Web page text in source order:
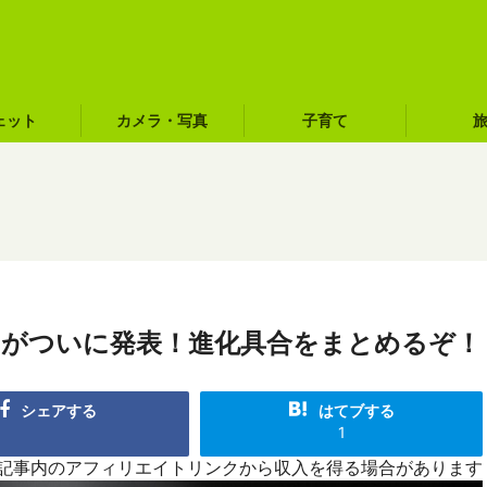
ット カメラ・写真 子育て
ついに発表！進化具合をまとめるぞ！
シェアする
はてブする
1
事内のアフィリエイトリンクから収入を得る場合があります